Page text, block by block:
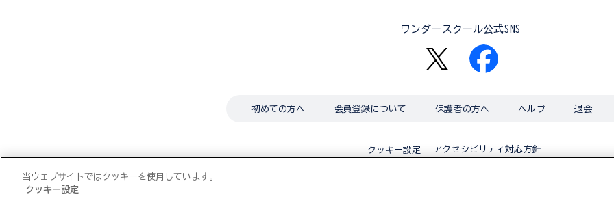
ワンダースクール公式SNS
初めての方へ 会員登録について 保護者の方へ ヘルプ 退会
クッキー設定 アクセシビリティ対応方針
当ウェブサイトではクッキーを使用しています。
クッキー設定